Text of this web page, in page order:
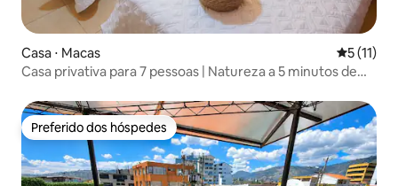
Casa ⋅ Macas 5 de uma
5 (11)
Casa privativa para 7 pessoas | Natureza a 5 minutos de
Preferido dos hóspedes
Preferido dos hóspedes